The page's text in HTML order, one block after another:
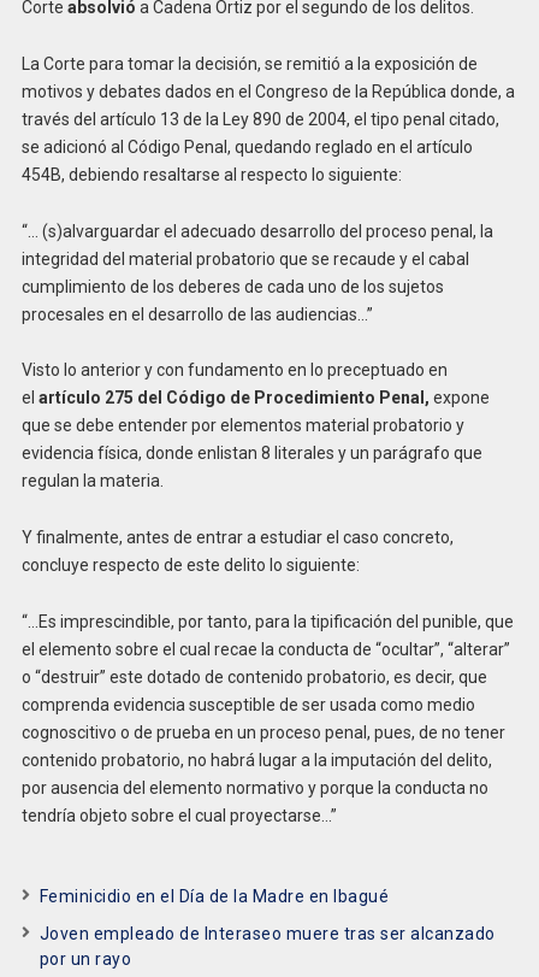
Corte absolvió a Cadena Ortiz por el segundo de los delitos.
La Corte para tomar la decisión, se remitió a la exposición de
motivos y debates dados en el Congreso de la República donde, a
través del artículo 13 de la Ley 890 de 2004, el tipo penal citado,
se adicionó al Código Penal, quedando reglado en el artículo
454B, debiendo resaltarse al respecto lo siguiente:
“… (s)alvarguardar el adecuado desarrollo del proceso penal, la
integridad del material probatorio que se recaude y el cabal
cumplimiento de los deberes de cada uno de los sujetos
procesales en el desarrollo de las audiencias…”
Visto lo anterior y con fundamento en lo preceptuado en
el artículo 275 del Código de Procedimiento Penal, expone
que se debe entender por elementos material probatorio y
evidencia física, donde enlistan 8 literales y un parágrafo que
regulan la materia.
Y finalmente, antes de entrar a estudiar el caso concreto,
concluye respecto de este delito lo siguiente:
“…Es imprescindible, por tanto, para la tipificación del punible, que
el elemento sobre el cual recae la conducta de “ocultar”, “alterar”
o “destruir” este dotado de contenido probatorio, es decir, que
comprenda evidencia susceptible de ser usada como medio
cognoscitivo o de prueba en un proceso penal, pues, de no tener
contenido probatorio, no habrá lugar a la imputación del delito,
por ausencia del elemento normativo y porque la conducta no
tendría objeto sobre el cual proyectarse…”
Feminicidio en el Día de la Madre en Ibagué
Joven empleado de Interaseo muere tras ser alcanzado
por un rayo